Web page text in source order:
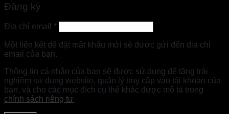
Đăng ký
Địa chỉ email *
Một liên kết để đặt mật khẩu mới sẽ được gửi đến địa chỉ
email của bạn.
Thông tin cá nhân của bạn sẽ được sử dụng để tăng trải
nghiệm sử dụng website, quản lý truy cập vào tài khoản của
bạn, và cho các mục đích cụ thể khác được mô tả trong
chính sách riêng tư.